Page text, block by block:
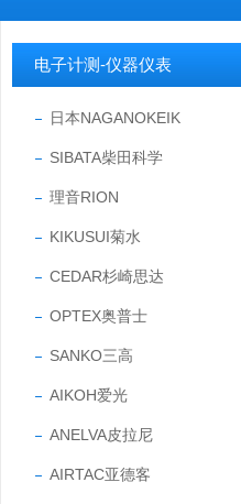
电子计测-仪器仪表
日本NAGANOKEIK
SIBATA柴田科学
理音RION
KIKUSUI菊水
CEDAR杉崎思达
OPTEX奥普士
SANKO三高
AIKOH爱光
ANELVA皮拉尼
AIRTAC亚德客